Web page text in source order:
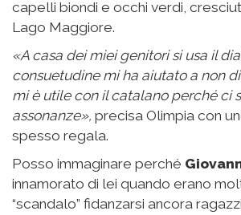
capelli biondi e occhi verdi,
Lago Maggiore.
«A casa dei miei genitori si usa il
consuetudine mi ha aiutato a non
mi è utile con il catalano perché ci
assonanze», precisa Olimpia con
spesso regala.
Posso immaginare perché
innamorato di lei quando erano
“scandalo” fidanzarsi ancora